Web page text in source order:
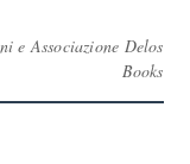
Associazione Delos
Books